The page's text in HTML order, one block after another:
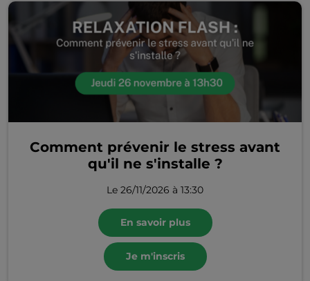
Comment prévenir le stress avant
qu'il ne s'installe ?
Le 26/11/2026 à 13:30
En savoir plus
Je m'inscris